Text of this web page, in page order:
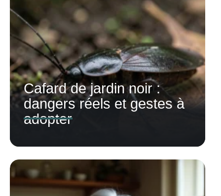
Cafard de jardin noir :
dangers réels et gestes à
adopter